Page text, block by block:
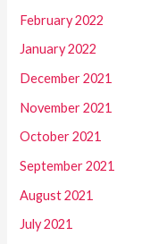
February 2022
January 2022
December 2021
November 2021
October 2021
September 2021
August 2021
July 2021